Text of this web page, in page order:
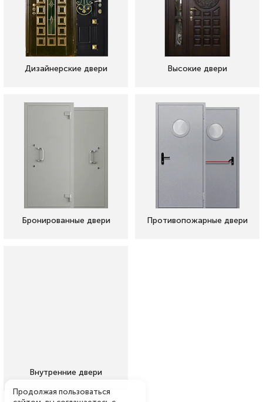
Дизайнерские двери Высокие двери
Бронированные двери Противопожарные двери
Внутренние двери
Продолжая пользоваться